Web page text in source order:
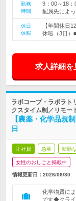
勤務
時間
9：00～18
配属先によ
休日
休暇
【年間休日
休暇（3日）
求人詳細を
ラボコープ・ラボラト
クスタイム制／リモー
【農薬・化学品規
日
正社員 急募 転勤
女性のおしごと掲載中
情報更新日：2026/06/30
化学物質に
です◆クライ